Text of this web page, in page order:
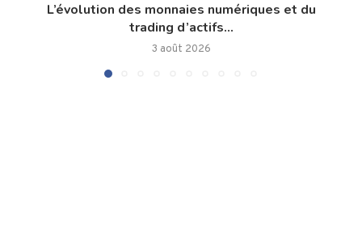
L’évolution des monnaies numériques et du
trading d’actifs...
3 août 2026